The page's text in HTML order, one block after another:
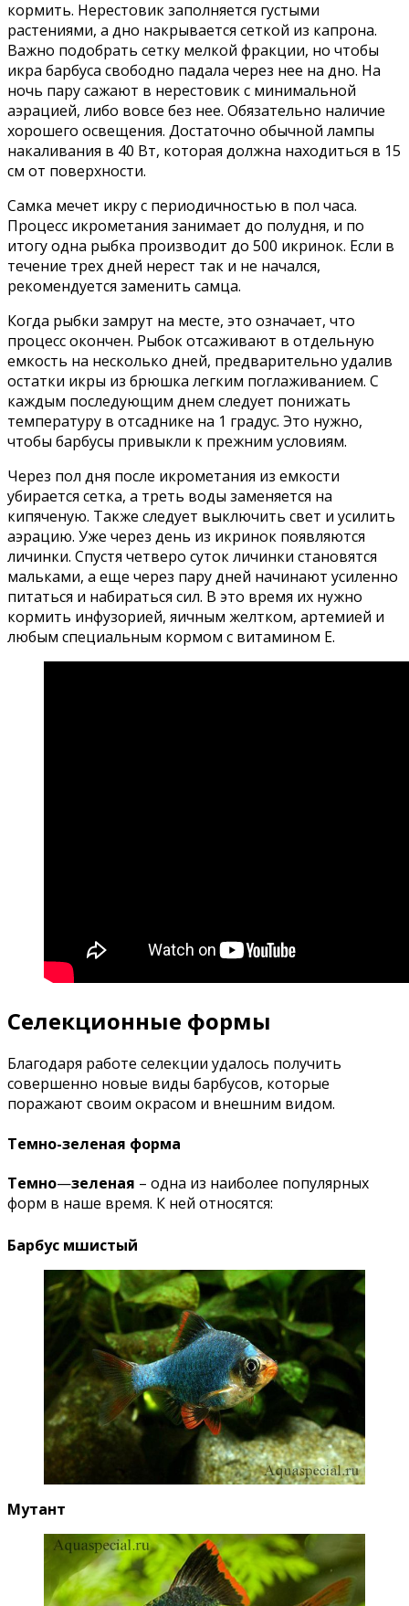
кормить. Нерестовик заполняется густыми
растениями, а дно накрывается сеткой из капрона.
Важно подобрать сетку мелкой фракции, но чтобы
икра барбуса свободно падала через нее на дно. На
ночь пару сажают в нерестовик с минимальной
аэрацией, либо вовсе без нее. Обязательно наличие
хорошего освещения. Достаточно обычной лампы
накаливания в 40 Вт, которая должна находиться в 15
см от поверхности.
Самка мечет икру с периодичностью в пол часа.
Процесс икрометания занимает до полудня, и по
итогу одна рыбка производит до 500 икринок. Если в
течение трех дней нерест так и не начался,
рекомендуется заменить самца.
Когда рыбки замрут на месте, это означает, что
процесс окончен. Рыбок отсаживают в отдельную
емкость на несколько дней, предварительно удалив
остатки икры из брюшка легким поглаживанием. С
каждым последующим днем следует понижать
температуру в отсаднике на 1 градус. Это нужно,
чтобы барбусы привыкли к прежним условиям.
Через пол дня после икрометания из емкости
убирается сетка, а треть воды заменяется на
кипяченую. Также следует выключить свет и усилить
аэрацию. Уже через день из икринок появляются
личинки. Спустя четверо суток личинки становятся
мальками, а еще через пару дней начинают усиленно
питаться и набираться сил. В это время их нужно
кормить инфузорией, яичным желтком, артемией и
любым специальным кормом с витамином Е.
Селекционные формы
Благодаря работе селекции удалось получить
совершенно новые виды барбусов, которые
поражают своим окрасом и внешним видом.
Темно-зеленая форма
Темно—зеленая – одна из наиболее популярных
форм в наше время. К ней относятся:
Барбус мшистый
Мутант